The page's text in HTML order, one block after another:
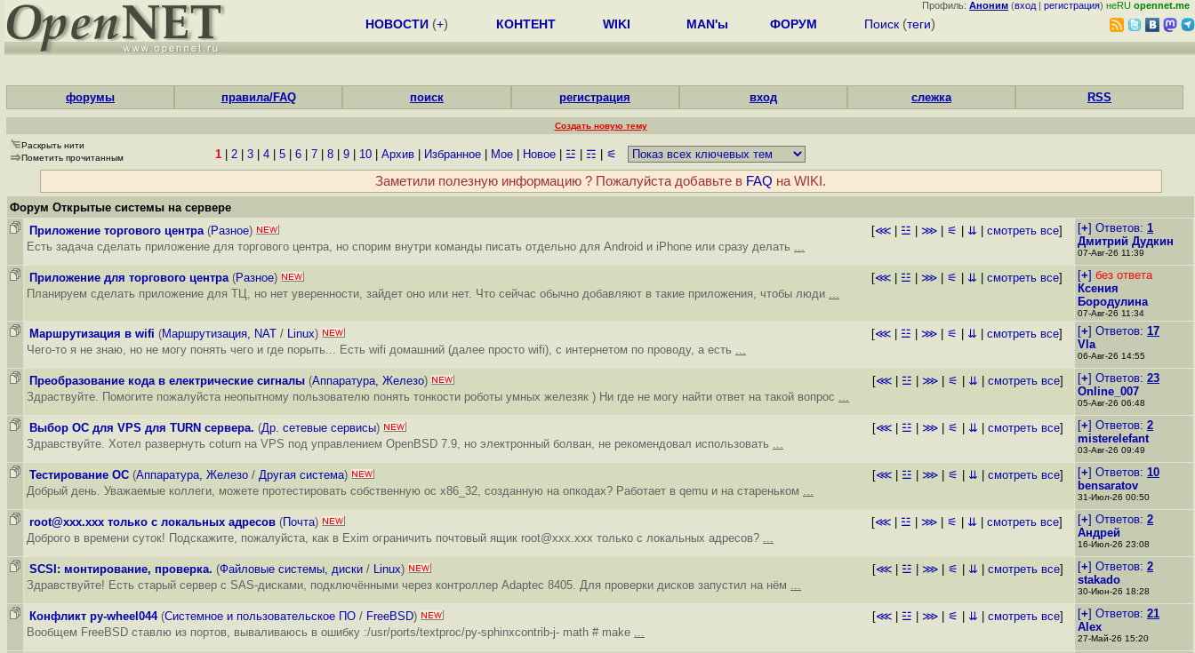
Профиль: Аноним (вход | регистрация) неRU opennet.me
НОВОСТИ (+) КОНТЕНТ WIKI MAN'ы ФОРУМ Поиск (теги)
форумы правила/FAQ поиск регистрация вход слежка RSS
Создать новую тему
Раскрыть нити
Пометить прочитанным
1 2 3 4 5 6 7 8 9 10 Архив Избранное Мое Новое ☳ ☶ ⚟
Заметили полезную информацию ? Пожалуйста добавьте в FAQ на WIKI.
Форум Открытые системы на сервере
Приложение торгового центра (Разное) [⋘ ☳ ⋙ ⚟ ⇊ смотреть все]
Есть задача сделать приложение для торгового центра, но спорим внутри команды писать отдельно для Android и iPhone или сразу делать ...
[+] Ответов: 1
Дмитрий Дудкин
07-Авг-26 11:39
Приложение для торгового центра (Разное) [⋘ ☳ ⋙ ⚟ ⇊ смотреть все]
Планируем сделать приложение для ТЦ, но нет уверенности, зайдет оно или нет. Что сейчас обычно добавляют в такие приложения, чтобы люди ...
[+] без ответа
Ксения
Бородулина
07-Авг-26 11:34
Маршрутизация в wifi (Маршрутизация, NAT / Linux) [⋘ ☳ ⋙ ⚟ ⇊ смотреть все]
Чего-то я не знаю, но не могу понять чего и где порыть... Есть wifi домашний (далее просто wifi), с интернетом по проводу, а есть ...
[+] Ответов: 17
Vla
06-Авг-26 14:55
Преобразование кода в електрические сигналы (Аппаратура, Железо) [⋘ ☳ ⋙ ⚟ ⇊ смотреть все]
Здраствуйте. Помогите пожалуйста неопытному пользователю понять тонкости роботы умных железяк ) Ни где не могу найти ответ на такой вопрос ...
[+] Ответов: 23
Online_007
05-Авг-26 06:48
Выбор ОС для VPS для TURN сервера. (Др. сетевые сервисы) [⋘ ☳ ⋙ ⚟ ⇊ смотреть все]
Здравствуйте. Хотел развернуть coturn на VPS под управлением OpenBSD 7.9, но электронный болван, не рекомендовал использовать ...
[+] Ответов: 2
misterelefant
03-Авг-26 09:49
Тестирование ОС (Аппаратура, Железо / Другая система) [⋘ ☳ ⋙ ⚟ ⇊ смотреть все]
Добрый день. Уважаемые коллеги, можете протестировать собственную ос х86_32, созданную на опкодах? Работает в qemu и на стареньком ...
[+] Ответов: 10
bensaratov
31-Июл-26 00:50
root@xxx.xxx только с локальных адресов (Почта) [⋘ ☳ ⋙ ⚟ ⇊ смотреть все]
Доброго в времени суток! Подскажите, пожалуйста, как в Exim ограничить почтовый ящик root@xxx.xxx только с локальных адресов? ...
[+] Ответов: 2
Андрей
16-Июл-26 23:08
SCSI: монтирование, проверка. (Файловые системы, диски / Linux) [⋘ ☳ ⋙ ⚟ ⇊ смотреть все]
Здравствуйте! Есть старый сервер с SAS-дисками, подключёнными через контроллер Adaptec 8405. Для проверки дисков запустил на нём ...
[+] Ответов: 2
stakado
30-Июн-26 18:28
Конфликт py-wheel044 (Системное и пользовательское ПО / FreeBSD) [⋘ ☳ ⋙ ⚟ ⇊ смотреть все]
Вообщем FreeBSD ставлю из портов, вываливаюсь в ошибку :/usr/ports/textproc/py-sphinxcontrib-j- math # make ...
[+] Ответов: 21
Alex
27-Май-26 15:20